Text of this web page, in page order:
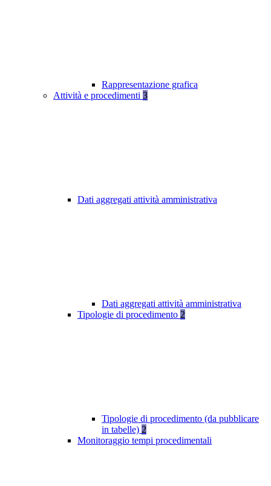
Rappresentazione grafica
Attività e procedimenti 3
Dati aggregati attività amministrativa
Dati aggregati attività amministrativa
Tipologie di procedimento 2
Tipologie di procedimento (da pubblicare
in tabelle) 2
Monitoraggio tempi procedimentali